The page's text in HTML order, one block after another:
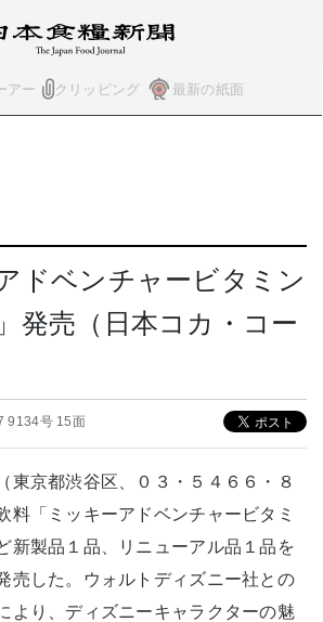
アー クリッピング 最新の紙面
ドベンチャービタミン
発売（日本コカ・コー
9134号 15面
東京都渋谷区、０３・５４６６・８
料「ミッキーアドベンチャービタミ
新製品１品、リニューアル品１品を
売した。ウォルトディズニー社との
より、ディズニーキャラクターの魅